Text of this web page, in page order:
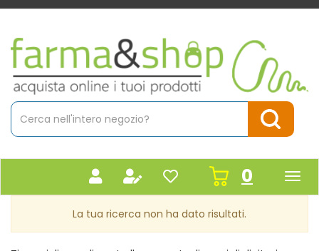
Passa
contenuto
principale
Farmacia
Massaro
Cerca
Prodotto
Cerca
0inseriti
La tua ricerca non ha dato risultati.